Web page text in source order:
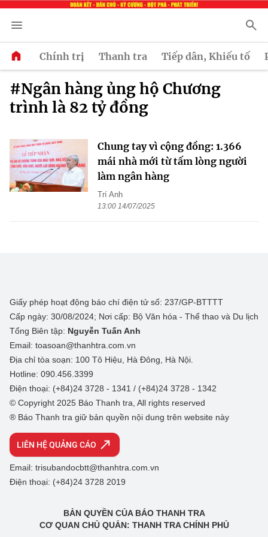
Chính trị Thanh tra Tiếp dân, Khiếu tố
#Ngân hàng ủng hộ Chương
trình là 82 tỷ đồng
Chung tay vì cộng đồng: 1.366
mái nhà mới từ tấm lòng người
làm ngân hàng
Trí Anh
13:00 14/07/2025
Giấy phép hoạt động báo chí điện tử số: 237/GP-BTTTT
Cấp ngày: 30/08/2024; Nơi cấp: Bộ Văn hóa - Thể thao và Du lịch
Tổng Biên tập: Nguyễn Tuấn Anh
Email: toasoan@thanhtra.com.vn
Địa chỉ tòa soạn: 100 Tô Hiệu, Hà Đông, Hà Nội.
Hotline: 090.456.3399
Điện thoại: (+84)24 3728 - 1341 / (+84)24 3728 - 1342
© Copyright 2025 Báo Thanh tra, All rights reserved
® Báo Thanh tra giữ bản quyền nội dung trên website này
LIÊN HỆ QUẢNG CÁO
Email: trisubandocbtt@thanhtra.com.vn
Điện thoại: (+84)24 3728 2019
BẢN QUYỀN CỦA BÁO THANH TRA
CƠ QUAN CHỦ QUẢN: THANH TRA CHÍNH PHỦ